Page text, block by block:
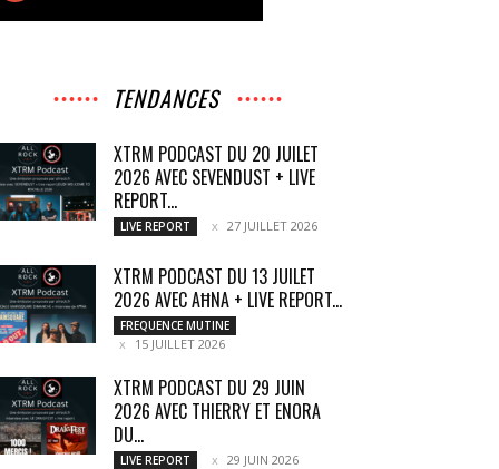
TENDANCES
XTRM PODCAST DU 20 JUILET
2026 AVEC SEVENDUST + LIVE
REPORT...
LIVE REPORT 27 JUILLET 2026
XTRM PODCAST DU 13 JUILET
2026 AVEC AĦNA + LIVE REPORT...
FREQUENCE MUTINE
15 JUILLET 2026
XTRM PODCAST DU 29 JUIN
2026 AVEC THIERRY ET ENORA
DU...
LIVE REPORT 29 JUIN 2026